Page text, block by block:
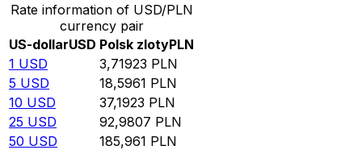
Rate information of USD/PLN
currency pair
US-dollarUSD Polsk zlotyPLN
1 USD 3,71923 PLN
5 USD 18,5961 PLN
10 USD 37,1923 PLN
25 USD 92,9807 PLN
50 USD 185,961 PLN